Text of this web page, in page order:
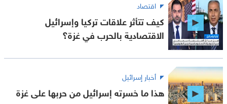
اقتصاد
كيف تتأثر علاقات تركيا وإسرائيل
الاقتصادية بالحرب في غزة؟
أخبار إسرائيل
هذا ما خسرته إسرائيل من حربها على غزة